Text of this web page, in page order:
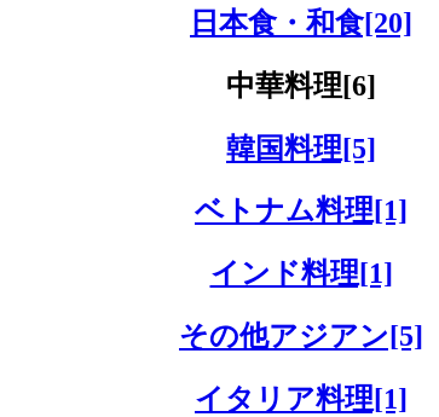
日本食・和食[20]
中華料理[6]
韓国料理[5]
ベトナム料理[1]
インド料理[1]
その他アジアン[5]
イタリア料理[1]